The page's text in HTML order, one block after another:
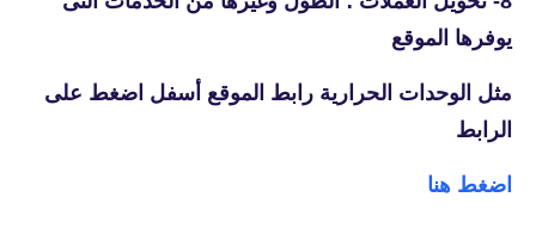
يوفرها الموقع
مثل الوحدات الحرارية رابط الموقع أسفل اضغط على
الرابط
اضغط هنا